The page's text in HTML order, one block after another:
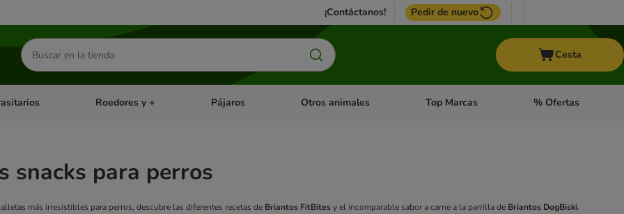
¡Contáctanos! Pedir de nuevo
Buscar
productos
Cesta
abierto: Dieta Vet.Menú de categoria abierto: Antiparasitarios
Roedores y + Menú de categoria abierto: Roedores y +
Pájaros Menú de categoria abierto: Pájaros
Otros animales Menú de categoria abierto: Otros animales
Top Marcas Menú de categoria
% Ofertas
snacks para perros
más irresistibles para perros, descubre las diferentes recetas de Briantos FitBitesy el incomparable sabor a carne a la parrilla de Briantos DogBiski.